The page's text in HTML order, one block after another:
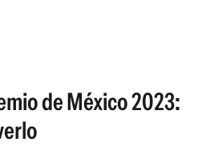
de México 2023: